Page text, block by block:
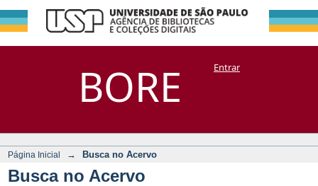
BORE
Busca no Acervo
DSpace/Manakin + CoriscoEntrar
Página Inicial → Busca no Acervo
Busca no Acervo